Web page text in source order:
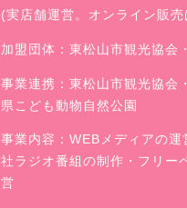
(実店舗運営。オンライン販
加盟団体：東松山市観光協会
事業連携：東松山市観光協会
県こども動物自然公園
事業内容：WEBメディアの運
社ラジオ番組の制作・フリー
営